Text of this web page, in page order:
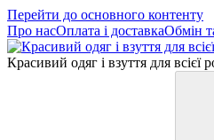
Перейти до основного контенту
Про насОплата і доставкаОбмін
Красивий одяг і взуття для всієї